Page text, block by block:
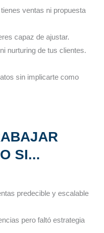
ventas ni propuesta
capaz de ajustar.
nurturing de tus clientes.
sin implicarte como
SI...
predecible y escalable
pero faltó estrategia